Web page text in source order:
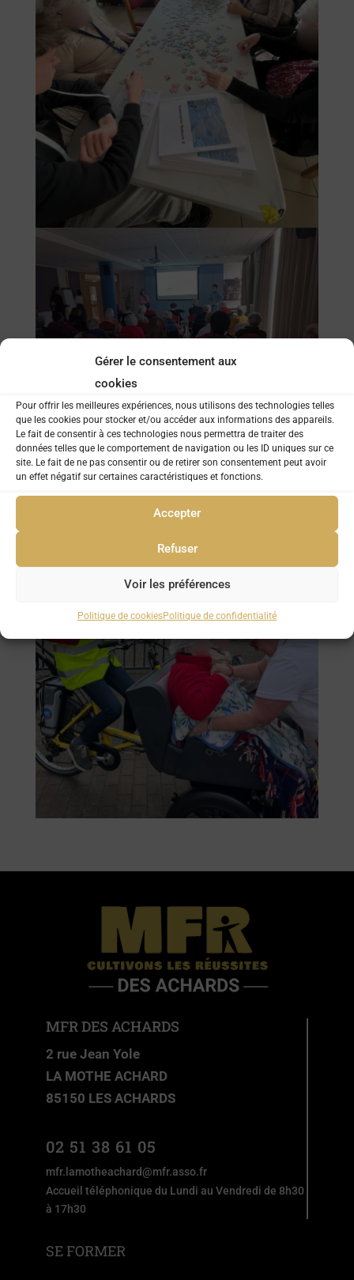
Gérer le consentement aux
cookies
Pour offrir les meilleures expériences, nous utilisons des technologies telles
que les cookies pour stocker et/ou accéder aux informations des appareils.
Le fait de consentir à ces technologies nous permettra de traiter des
données telles que le comportement de navigation ou les ID uniques sur ce
site. Le fait de ne pas consentir ou de retirer son consentement peut avoir
un effet négatif sur certaines caractéristiques et fonctions.
Accepter
Refuser
Voir les préférences
Politique de cookiesPolitique de confidentialité
MFR DES ACHARDS
2 rue Jean Yole
LA MOTHE ACHARD
85150 LES ACHARDS
02 51 38 61 05
mfr.lamotheachard@mfr.asso.fr
Accueil téléphonique du Lundi au Vendredi de 8h30
à 17h30
SE FORMER